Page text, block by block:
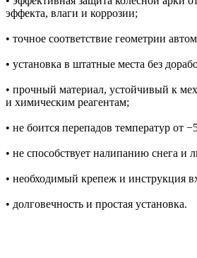
эффекта, влаги и коррозии;
• точное соответствие геометрии
• установка в штатные места без
• прочный материал, устойчивый к
и химическим реагентам;
• не боится перепадов температур от
• не способствует налипанию снега и
• необходимый крепеж и инструкция
• долговечность и простая установка.